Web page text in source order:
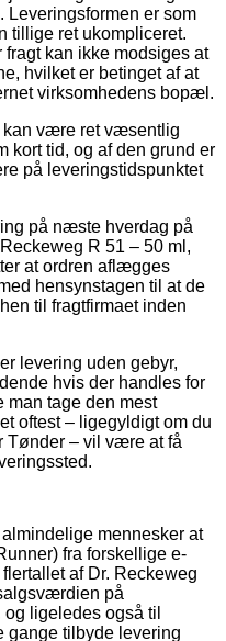
Leveringsformen er som
tillige ret ukompliceret.
kan ikke modsiges at
hvilket er betinget af at
virksomhedens bopæl.
kan være ret væsentlig
kort tid, og af den grund er
på leveringstidspunktet
på næste hverdag på
R 51 – 50 ml,
at ordren aflægges
hensynstagen til at de
til fragtfirmaet inden
levering uden gebyr,
hvis der handles for
man tage den mest
oftest – ligegyldigt om du
Tønder – vil være at få
mennesker at
fra forskellige e-
af Dr. Reckeweg
på
ligeledes også til
gange tilbyde levering